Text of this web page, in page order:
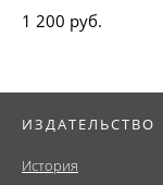
1 200 руб.
ИЗДАТЕЛЬСТВО
История